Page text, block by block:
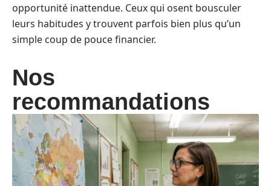
opportunité inattendue. Ceux qui osent bousculer
leurs habitudes y trouvent parfois bien plus qu’un
simple coup de pouce financier.
Nos
recommandations